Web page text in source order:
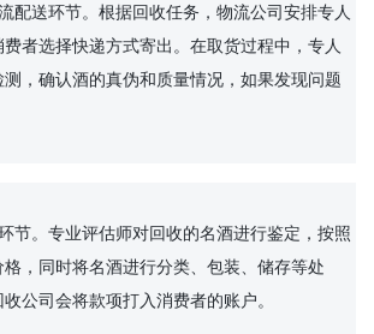
费者选择快递方式寄出。在取货过程中，专人
，确认酒的真伪和质量情况，如果发现问题
，同时将名酒进行分类、包装、储存等处
公司会将款项打入消费者的账户。